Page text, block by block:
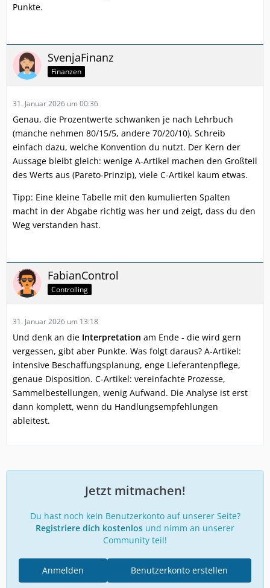
Punkte.
SvenjaFinanz
Finanzen
31. Januar 2026 um 00:36
Genau, die Prozentwerte schwanken je nach Lehrbuch
(manche nehmen 80/15/5, andere 70/20/10). Schreib
einfach dazu, welche Konvention du nutzt. Der Kern der
Aussage bleibt gleich: wenige A-Artikel machen den Großteil
des Werts aus (Pareto-Prinzip), viele C-Artikel kaum etwas.
Tipp: Eine kleine Tabelle mit den kumulierten Spalten
macht in der Abgabe richtig was her und zeigt, dass du den
Weg verstanden hast.
FabianControl
Controlling
31. Januar 2026 um 13:18
Und denk an die Interpretation am Ende - die wird gern
vergessen, gibt aber Punkte. Was folgt daraus? A-Artikel:
intensive Beschaffungsplanung, enge Lieferantenpflege,
genaue Disposition. C-Artikel: vereinfachte Prozesse,
Sammelbestellungen, wenig Aufwand. Die Analyse ist erst
dann komplett, wenn du Handlungsempfehlungen
ableitest.
Jetzt mitmachen!
Du hast noch kein Benutzerkonto auf unserer Seite?
Registriere dich kostenlos und nimm an unserer
Community teil!
Benutzerkonto erstellen
Anmelden